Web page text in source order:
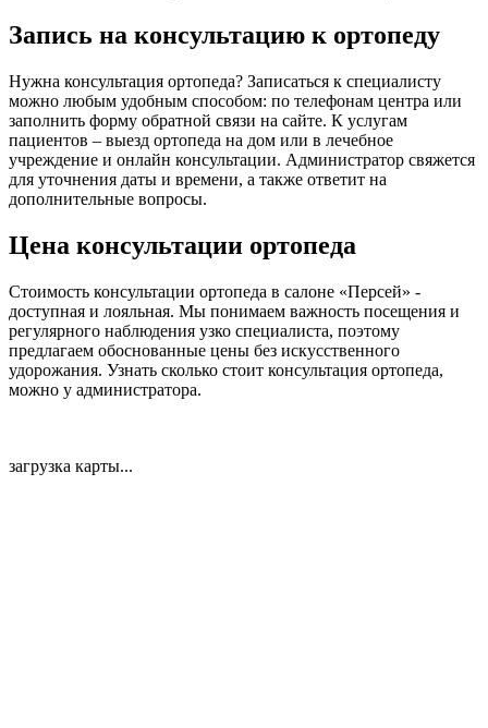
Запись на консультацию к ортопеду
Нужна консультация ортопеда? Записаться к специалисту
можно любым удобным способом: по телефонам центра или
заполнить форму обратной связи на сайте. К услугам
пациентов – выезд ортопеда на дом или в лечебное
учреждение и онлайн консультации. Администратор свяжется
для уточнения даты и времени, а также ответит на
дополнительные вопросы.
Цена консультации ортопеда
Стоимость консультации ортопеда в салоне «Персей» -
доступная и лояльная. Мы понимаем важность посещения и
регулярного наблюдения узко специалиста, поэтому
предлагаем обоснованные цены без искусственного
удорожания. Узнать сколько стоит консультация ортопеда,
можно у администратора.
загрузка карты...